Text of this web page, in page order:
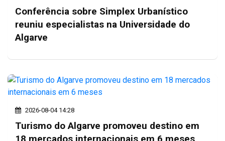
Conferência sobre Simplex Urbanístico
reuniu especialistas na Universidade do
Algarve
2026-08-04 14:28
Turismo do Algarve promoveu destino em
18 mercados internacionais em 6 meses